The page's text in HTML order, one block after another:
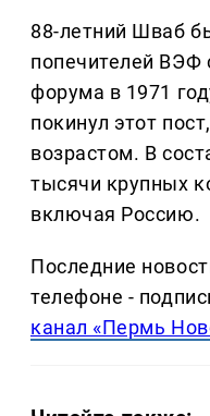
88-летний Шваб
попечителей ВЭФ
форума в 1971
покинул этот
возрастом. В
тысячи крупных
включая Россию.
Последние
телефоне -
канал «Пермь